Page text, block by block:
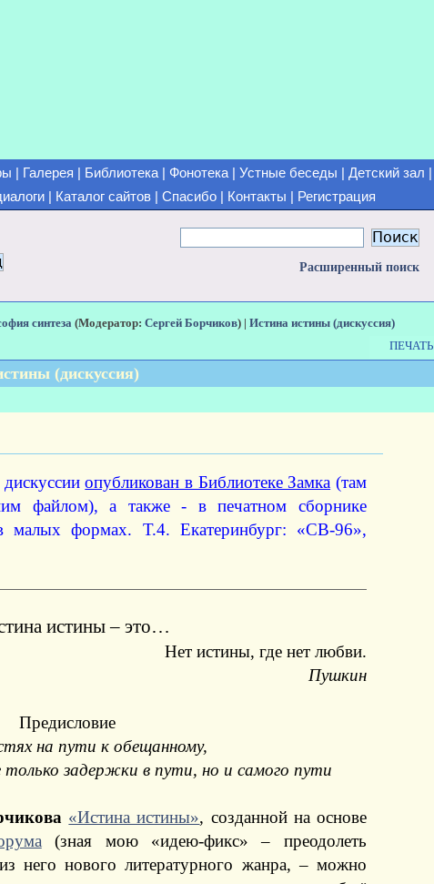
Галерея Библиотека| Фонотека| Устные беседы Детский зал
Каталог сайтов Спасибо Контакты Регистрация
Расширенный поиск
синтеза (Модератор: Сергей Борчиков) | Истина истины (дискуссия)
ПЕЧАТЬ
(дискуссия)
дискуссииопубликован в Библиотеке Замка (там
файлом), а также - в печатном сборнике
формах. Т.4. Екатеринбург: «СВ-96»,
истины – это…
Нет истины, где нет любви.
Пушкин
Предисловие
на пути к обещанному,
задержки в пути, но и самого пути
«Истина истины», созданной на основе
(зная мою «идею-фикс» – преодолеть
него нового литературного жанра, – можно